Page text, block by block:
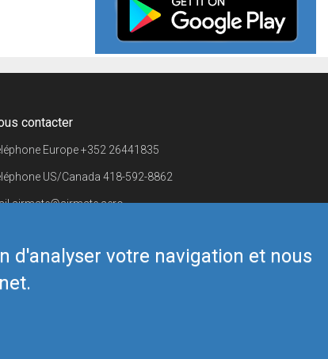
d'analyser votre navigation et nous
contacter
Europe+352 26441835
US/Canada 418-592-8862
airmate@airmate.aero